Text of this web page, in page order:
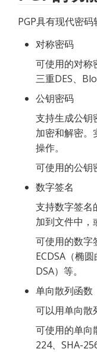
PGP具有现代密
对称密码
可使用的对称
三重DES、
公钥密码
支持生成公钥
加密和解密。
操作。
可使用的公钥
数字签名
支持数字签名
加到文件中，
可使用的数字
ECDSA（椭
DSA）等。
单向散列函数
可以用单向散
可使用的单向
224、SHA-